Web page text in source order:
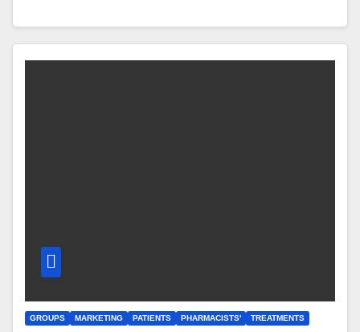
GROUPS MARKETING PATIENTS PHARMACISTS' TREATMENTS